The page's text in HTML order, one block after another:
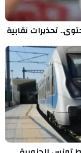
تحذيرات نقابية